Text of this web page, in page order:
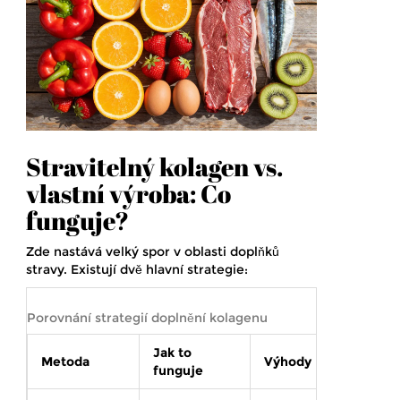
Stravitelný kolagen vs.
vlastní výroba: Co
funguje?
Zde nastává velký spor v oblasti doplňků
stravy. Existují dvě hlavní strategie:
Porovnání strategií doplnění kolagenu
Metoda
Jak to
funguje
Výhody